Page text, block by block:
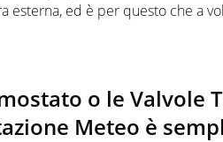
esterna, ed è per questo che a
o le Valvole
Meteo è